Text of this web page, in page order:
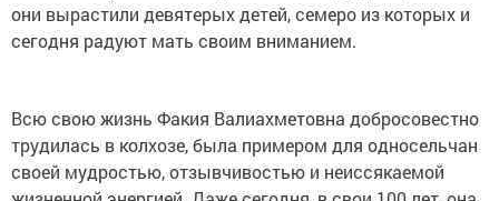
они вырастили девятерых детей, семеро из которых и
сегодня радуют мать своим вниманием.
Всю свою жизнь Факия Валиахметовна добросовестно
трудилась в колхозе, была примером для односельчан
своей мудростью, отзывчивостью и неиссякаемой